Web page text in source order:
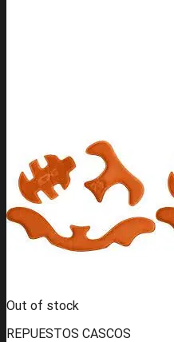
Out of stock
REPUESTOS CASCOS